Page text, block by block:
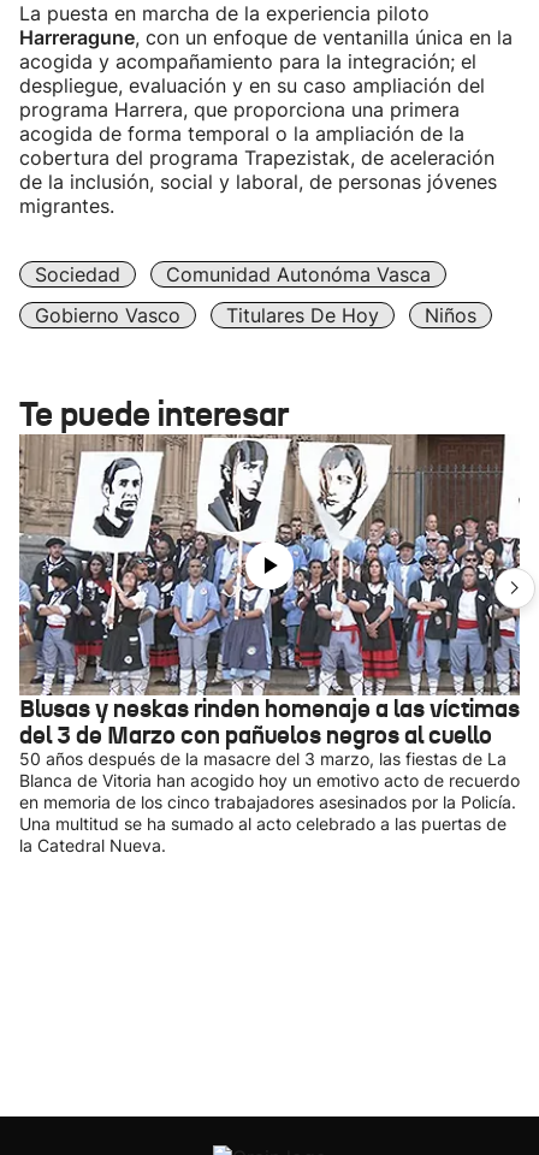
La puesta en marcha de la experiencia piloto
Harreragune, con un enfoque de ventanilla única en la
acogida y acompañamiento para la integración; el
despliegue, evaluación y en su caso ampliación del
programa Harrera, que proporciona una primera
acogida de forma temporal o la ampliación de la
cobertura del programa Trapezistak, de aceleración
de la inclusión, social y laboral, de personas jóvenes
migrantes.
Sociedad
Comunidad Autonóma Vasca
Gobierno Vasco
Titulares De Hoy Niños
Te puede interesar
Blusas y neskas rinden homenaje a las víctimas
del 3 de Marzo con pañuelos negros al cuello
50 años después de la masacre del 3 marzo, las fiestas de La
Blanca de Vitoria han acogido hoy un emotivo acto de recuerdo
en memoria de los cinco trabajadores asesinados por la Policía.
Una multitud se ha sumado al acto celebrado a las puertas de
la Catedral Nueva.